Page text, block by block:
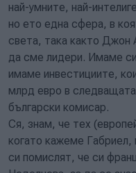
най-умните, най-
но ето една сфера, в
света, така както
да сме лидери. Имаме
имаме инвестициите,
млрд евро в
български комисар.
Ся, знам, че тех
когато кажеме
си помислят, че си